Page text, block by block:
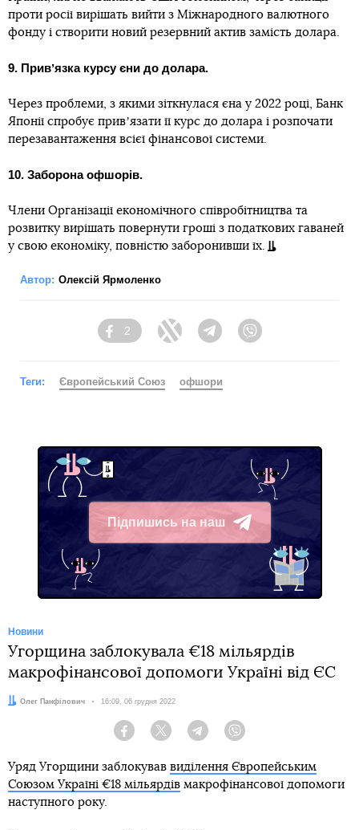
проти росії вирішать вийти з Міжнародного валютного
фонду і створити новий резервний актив замість долара.
9. Привʼязка курсу єни до долара.
Через проблеми, з якими зіткнулася єна у 2022 році, Банк
Японії спробує привʼязати її курс до долара і розпочати
перезавантаження всієї фінансової системи.
10. Заборона офшорів.
Члени Організації економічного співробітництва та
розвитку вирішать повернути гроші з податкових гаваней
у свою економіку, повністю заборонивши їх.
Автор: Олексій Ярмоленко
Facebook
2
Twitter TelegramViber
Теги: Європейський Союз офшори
Підпишись на наш
Telegram
Новини
Угорщина заблокувала €18 мільярдів
макрофінансової допомоги Україні від ЄС
Автор:
Олег Панфілович Дата:
16:09, 06 грудня 2022
Facebook Twitter Telegram
Уряд Угорщини заблокував виділення Європейським
Союзом Україні €18 мільярдів макрофінансової допомоги
наступного року.